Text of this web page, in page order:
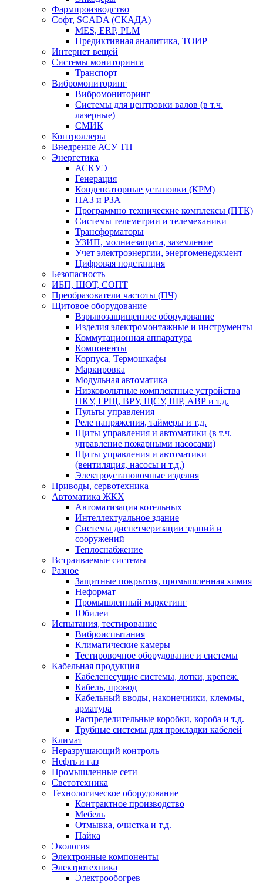
Фармпроизводство
Софт, SCADA (СКАДА)
MES, ERP, PLM
Предиктивная аналитика, ТОИР
Интернет вещей
Системы мониторинга
Транспорт
Вибромониторинг
Вибромониторинг
Системы для центровки валов (в т.ч.
лазерные)
СМИК
Контроллеры
Внедрение АСУ ТП
Энергетика
АСКУЭ
Генерация
Конденсаторные установки (КРМ)
ПАЗ и РЗА
Программно технические комплексы (ПТК)
Системы телеметрии и телемеханики
Трансформаторы
УЗИП, молниезащита, заземление
Учет электроэнергии, энергоменеджмент
Цифровая подстанция
Безопасность
ИБП, ШОТ, СОПТ
Преобразователи частоты (ПЧ)
Щитовое оборудование
Взрывозащищенное оборудование
Изделия электромонтажные и инструменты
Коммутационная аппаратура
Компоненты
Корпуса, Термошкафы
Маркировка
Модульная автоматика
Низковольтные комплектные устройства
НКУ, ГРЩ, ВРУ, ЩСУ, ШР, АВР и т.д.
Пульты управления
Реле напряжения, таймеры и т.д.
Щиты управления и автоматики (в т.ч.
управление пожарными насосами)
Щиты управления и автоматики
(вентиляция, насосы и т.д.)
Электроустановочные изделия
Приводы, сервотехника
Автоматика ЖКХ
Автоматизация котельных
Интеллектуальное здание
Системы диспетчеризации зданий и
сооружений
Теплоснабжение
Встраиваемые системы
Разное
Защитные покрытия, промышленная химия
Неформат
Промышленный маркетинг
Юбилеи
Испытания, тестирование
Виброиспытания
Климатические камеры
Тестировочное оборудование и системы
Кабельная продукция
Кабеленесущие системы, лотки, крепеж.
Кабель, провод
Кабельный вводы, наконечники, клеммы,
арматура
Распределительные коробки, короба и т.д.
Трубные системы для прокладки кабелей
Климат
Неразрушающий контроль
Нефть и газ
Промышленные сети
Светотехника
Технологическое оборудование
Контрактное производство
Мебель
Отмывка, очистка и т.д.
Пайка
Экология
Электронные компоненты
Электротехника
Электрообогрев